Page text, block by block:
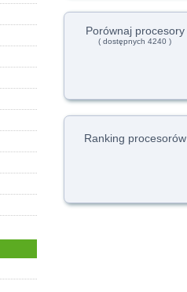
Porównaj procesory
( dostępnych 4240 )
Ranking procesorów